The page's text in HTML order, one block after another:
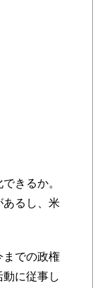
きるか。
あるし、米
での政権
に従事し